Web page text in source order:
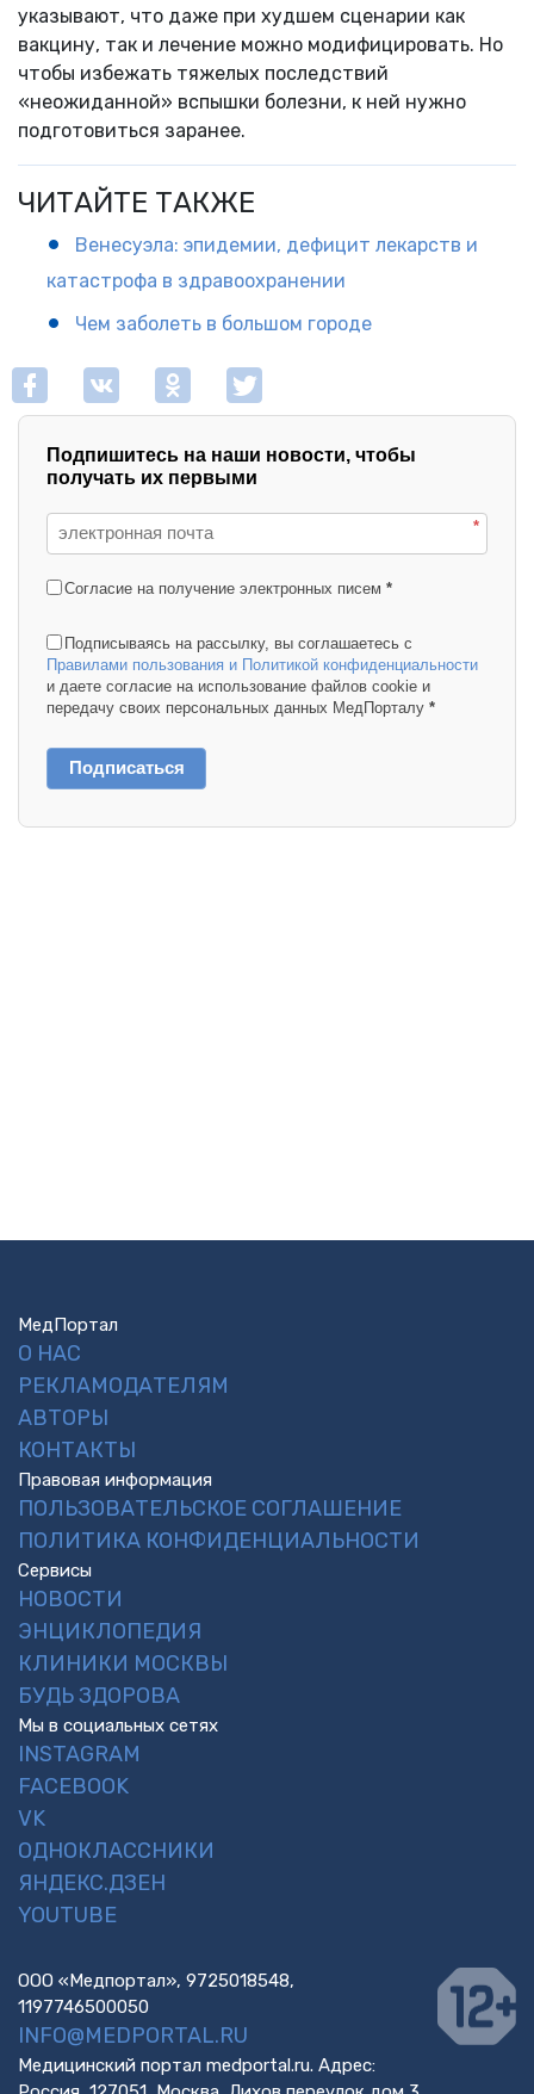
указывают, что даже при худшем сценарии как
вакцину, так и лечение можно модифицировать. Но
чтобы избежать тяжелых последствий
«неожиданной» вспышки болезни, к ней нужно
подготовиться заранее.
ЧИТАЙТЕ ТАКЖЕ
Венесуэла: эпидемии, дефицит лекарств и
катастрофа в здравоохранении
Чем заболеть в большом городе
Подпишитесь на наши новости, чтобы
получать их первыми
*
Согласие на получение электронных писем *
Подписываясь на рассылку, вы соглашаетесь с
Правилами пользования и Политикой конфиденциальности
и даете согласие на использование файлов cookie и
передачу своих персональных данных МедПорталу *
Подписаться
МедПортал
О НАС
РЕКЛАМОДАТЕЛЯМ
АВТОРЫ
КОНТАКТЫ
Правовая информация
ПОЛЬЗОВАТЕЛЬСКОЕ СОГЛАШЕНИЕ
ПОЛИТИКА КОНФИДЕНЦИАЛЬНОСТИ
Сервисы
НОВОСТИ
ЭНЦИКЛОПЕДИЯ
КЛИНИКИ МОСКВЫ
БУДЬ ЗДОРОВА
Мы в социальных сетях
INSTAGRAM
FACEBOOK
VK
ОДНОКЛАССНИКИ
ЯНДЕКС.ДЗЕН
YOUTUBE
ООО «Медпортал», 9725018548,
1197746500050
INFO@MEDPORTAL.RU
Медицинский портал medportal.ru. Адрес: